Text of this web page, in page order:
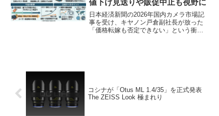
値下げ見送りや販促中止も視野に
日本経済新聞の2026年国内カメラ市場記
事を受け、キヤノン戸倉副社長が放った
「価格転嫁も否定できない」という衝撃
コシナが「Otus ML 1.4/35」を正式発表
The ZEISS Look 極まれり